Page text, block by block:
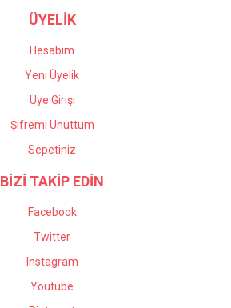
ÜYELİK
Hesabım
Yeni Üyelik
Üye Girişi
Şifremi Unuttum
Sepetiniz
BİZİ TAKİP EDİN
Facebook
Twitter
Instagram
Youtube